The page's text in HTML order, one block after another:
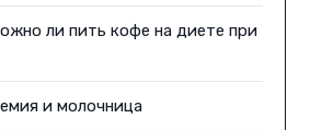
ли пить кофе на диете при
и молочница